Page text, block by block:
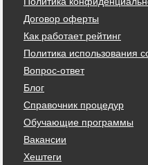
Договор оферты
Как работает рейтинг
Политика использования
Вопрос-ответ
Блог
Справочник процедур
Обучающие программы
Вакансии
Хештеги